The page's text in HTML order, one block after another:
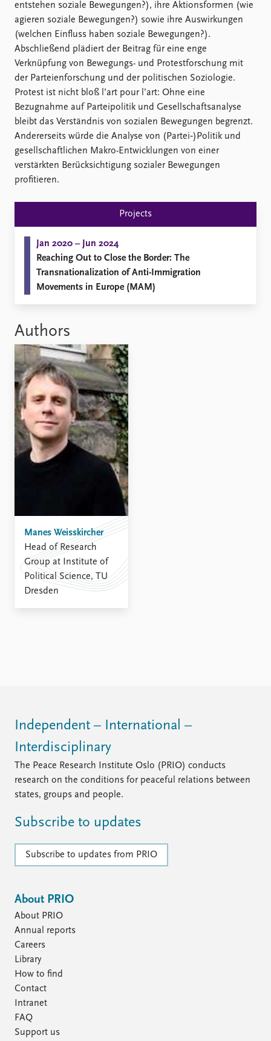
entstehen soziale Bewegungen?), ihre Aktionsformen (wie
agieren soziale Bewegungen?) sowie ihre Auswirkungen
(welchen Einfluss haben soziale Bewegungen?).
Abschließend plädiert der Beitrag für eine enge
Verknüpfung von Bewegungs- und Protestforschung mit
der Parteienforschung und der politischen Soziologie.
Protest ist nicht bloß l’art pour l’art: Ohne eine
Bezugnahme auf Parteipolitik und Gesellschaftsanalyse
bleibt das Verständnis von sozialen Bewegungen begrenzt.
Andererseits würde die Analyse von (Partei‑)Politik und
gesellschaftlichen Makro-Entwicklungen von einer
verstärkten Berücksichtigung sozialer Bewegungen
profitieren.
Projects
Jan 2020 – Jun 2024
Reaching Out to Close the Border: The
Transnationalization of Anti-Immigration
Movements in Europe (MAM)
Authors
Manes Weisskircher
Head of Research
Group at Institute of
Political Science, TU
Dresden
Independent – International –
Interdisciplinary
The Peace Research Institute Oslo (PRIO) conducts
research on the conditions for peaceful relations between
states, groups and people.
Subscribe to updates
Subscribe to updates from PRIO
About PRIO
About PRIO
Annual reports
Careers
Library
How to find
Contact
Intranet
FAQ
Support us